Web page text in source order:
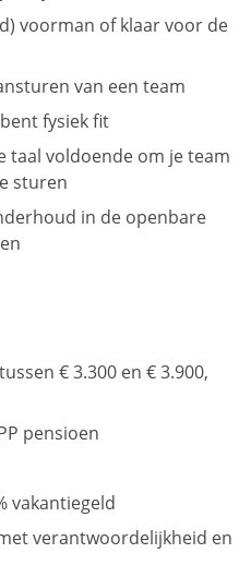
voorman of klaar voor de
van een team
fysiek fit
taal voldoende om je team
sturen
in de openbare
€ 3.300 en € 3.900,
pensioen
vakantiegeld
verantwoordelijkheid en